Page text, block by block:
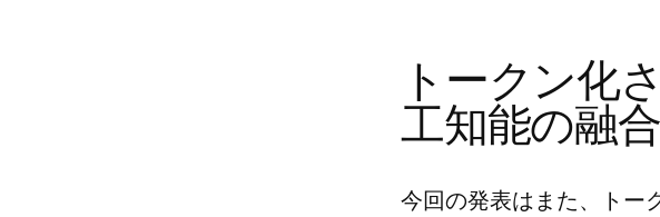
トークン化
工知能の融合
今回の発表はまた、トー